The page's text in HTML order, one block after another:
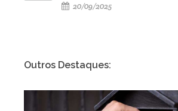
20/09/2025
Outros Destaques: